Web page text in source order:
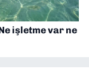
işletme var ne